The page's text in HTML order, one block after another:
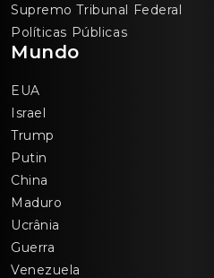
Supremo Tribunal Federal
Políticas Públicas
Mundo
EUA
Israel
Trump
Putin
China
Maduro
Ucrânia
Guerra
Venezuela